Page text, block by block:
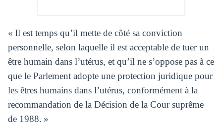
« Il est temps qu’il mette de côté sa conviction
personnelle, selon laquelle il est acceptable de tuer un
être humain dans l’utérus, et qu’il ne s’oppose pas à ce
que le Parlement adopte une protection juridique pour
les êtres humains dans l’utérus, conformément à la
recommandation de la Décision de la Cour suprême
de 1988. »